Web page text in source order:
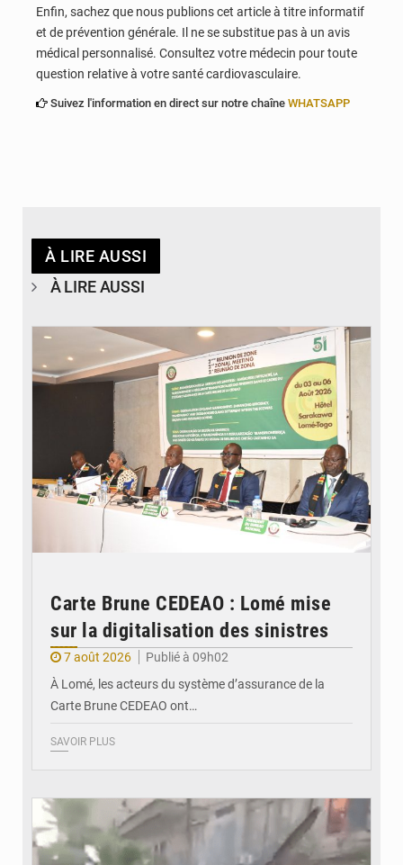
Enfin, sachez que nous publions cet article à titre informatif
et de prévention générale. Il ne se substitue pas à un avis
médical personnalisé. Consultez votre médecin pour toute
question relative à votre santé cardiovasculaire.
Suivez l'information en direct sur notre chaîne WHATSAPP
À LIRE AUSSI
À LIRE AUSSI
Carte Brune CEDEAO : Lomé mise
sur la digitalisation des sinistres
7 août 2026
Publié à 09h02
À Lomé, les acteurs du système d’assurance de la
Carte Brune CEDEAO ont…
SAVOIR PLUS